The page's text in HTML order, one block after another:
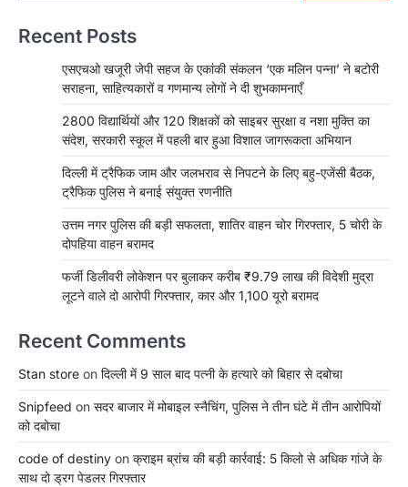
Recent Posts
एसएचओ खजूरी जेपी सहज के एकांकी संकलन ‘एक मलिन पन्ना’ ने बटोरी
सराहना, साहित्यकारों व गणमान्य लोगों ने दी शुभकामनाएँ
2800 विद्यार्थियों और 120 शिक्षकों को साइबर सुरक्षा व नशा मुक्ति का
संदेश, सरकारी स्कूल में पहली बार हुआ विशाल जागरूकता अभियान
दिल्ली में ट्रैफिक जाम और जलभराव से निपटने के लिए बहु-एजेंसी बैठक,
ट्रैफिक पुलिस ने बनाई संयुक्त रणनीति
उत्तम नगर पुलिस की बड़ी सफलता, शातिर वाहन चोर गिरफ्तार, 5 चोरी के
दोपहिया वाहन बरामद
फर्जी डिलीवरी लोकेशन पर बुलाकर करीब ₹9.79 लाख की विदेशी मुद्रा
लूटने वाले दो आरोपी गिरफ्तार, कार और 1,100 यूरो बरामद
Recent Comments
Stan store on दिल्ली में 9 साल बाद पत्नी के हत्यारे को बिहार से दबोचा
Snipfeed on सदर बाजार में मोबाइल स्नैचिंग, पुलिस ने तीन घंटे में तीन आरोपियों
को दबोचा
code of destiny on क्राइम ब्रांच की बड़ी कार्रवाई: 5 किलो से अधिक गांजे के
साथ दो ड्रग पेडलर गिरफ्तार